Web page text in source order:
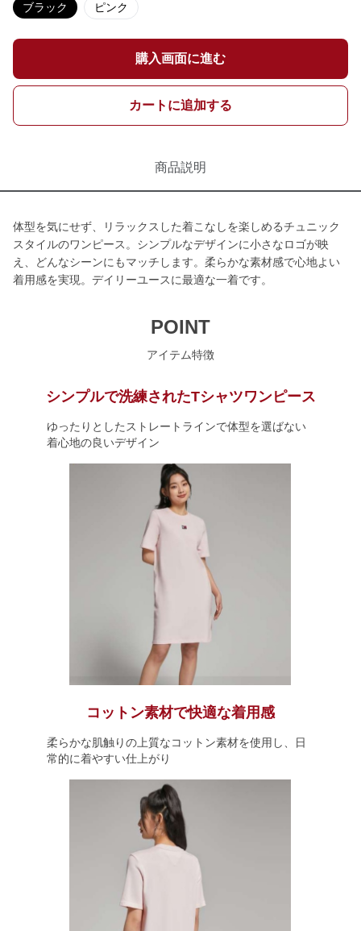
ブラック ピンク
購入画面に進む
カートに追加する
商品説明
体型を気にせず、リラックスした着こなしを楽しめるチュニック
スタイルのワンピース。シンプルなデザインに小さなロゴが映
え、どんなシーンにもマッチします。柔らかな素材感で心地よい
着用感を実現。デイリーユースに最適な一着です。
POINT
アイテム特徴
シンプルで洗練されたTシャツワンピース
ゆったりとしたストレートラインで体型を選ばない
着心地の良いデザイン
コットン素材で快適な着用感
柔らかな肌触りの上質なコットン素材を使用し、日
常的に着やすい仕上がり